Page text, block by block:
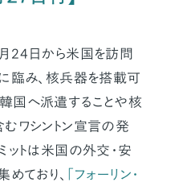
日から米国を訪問
臨み、核兵器を搭載可
国へ派遣することや核
ワシントン宣言の発
ットは米国の外交・安
ており、
「フォーリン・